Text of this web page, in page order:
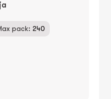
pack: 240